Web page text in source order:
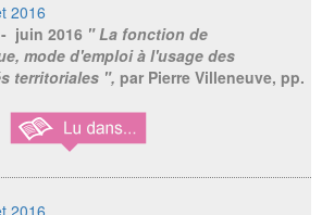
2016
- juin 2016 " La fonction de
mode d'emploi à l'usage des
territoriales ", par Pierre Villeneuve, pp.